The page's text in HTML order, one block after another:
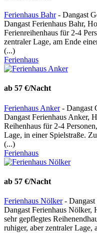
Ferienhaus Bahr- Dangast
Dangast Ferienhaus Bahr,
Ferienreihenhaus für 2-4
zentraler Lage, am Ende
(...)
Ferienhaus
ab 57 €/Nacht
Ferienhaus Anker- Dangast
Dangast Ferienhaus Anker,
Reihenhaus für 2-4
Lage, in einer Spielstraße.
(...)
Ferienhaus
ab 57 €/Nacht
Ferienhaus Nölker- Dangast
Dangast Ferienhaus Nölker,
sehr gepflegtes
ruhiger, aber zentraler Lage,